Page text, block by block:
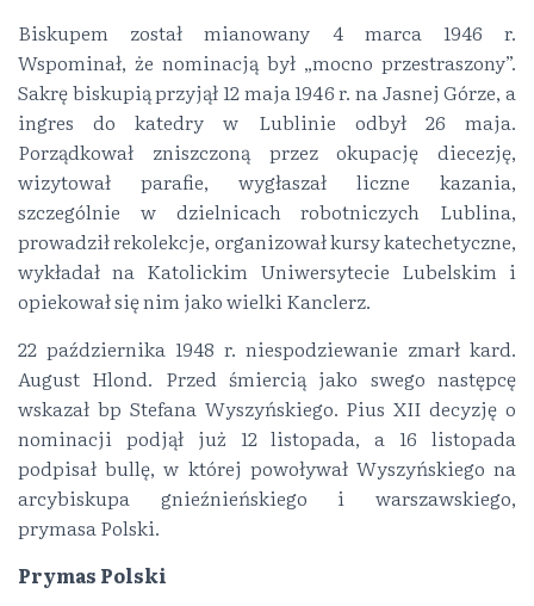
Biskupem został mianowany 4 marca 1946 r.
Wspominał, że nominacją był „mocno przestraszony”.
Sakrę biskupią przyjął 12 maja 1946 r. na Jasnej Górze, a
ingres do katedry w Lublinie odbył 26 maja.
Porządkował zniszczoną przez okupację diecezję,
wizytował parafie, wygłaszał liczne kazania,
szczególnie w dzielnicach robotniczych Lublina,
prowadził rekolekcje, organizował kursy katechetyczne,
wykładał na Katolickim Uniwersytecie Lubelskim i
opiekował się nim jako wielki Kanclerz.
22 października 1948 r. niespodziewanie zmarł kard.
August Hlond. Przed śmiercią jako swego następcę
wskazał bp Stefana Wyszyńskiego. Pius XII decyzję o
nominacji podjął już 12 listopada, a 16 listopada
podpisał bullę, w której powoływał Wyszyńskiego na
arcybiskupa gnieźnieńskiego i warszawskiego,
prymasa Polski.
Prymas Polski